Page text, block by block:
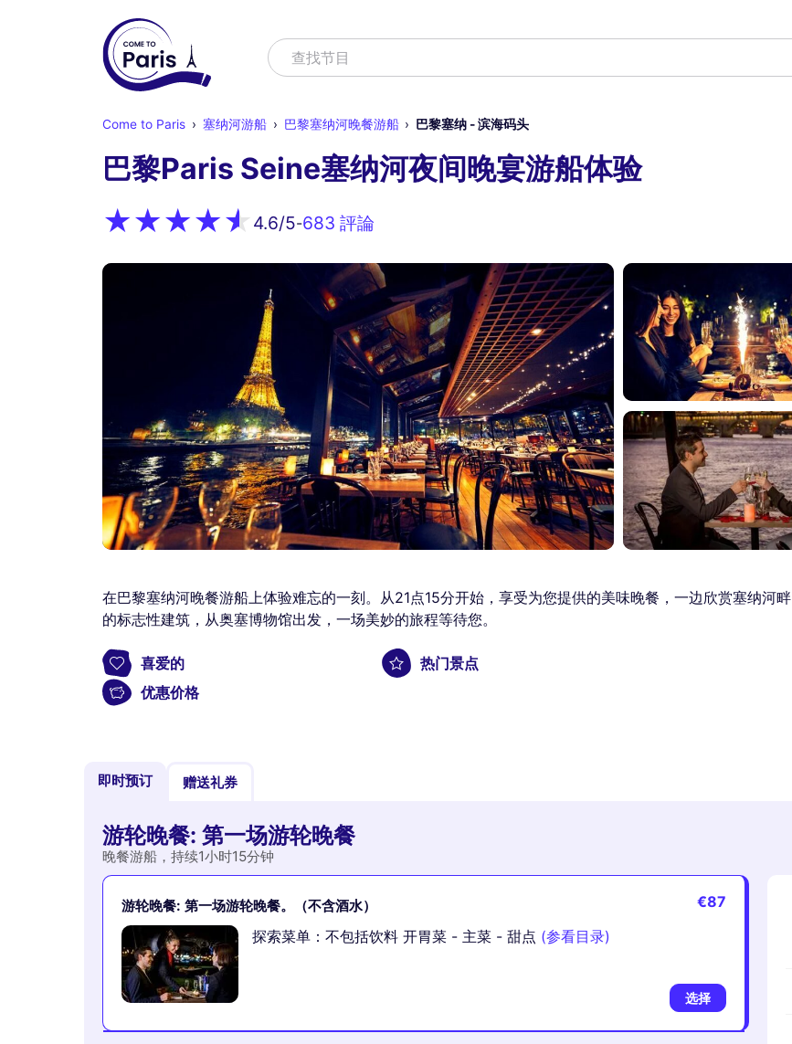
寻找查找节目
Come to Paris 塞纳河游船 巴黎塞纳河晚餐游船 巴黎塞纳 - 滨海码头
巴黎Paris Seine塞纳河夜间晚宴游船体验
4.6/5-683 評論
在巴黎塞纳河晚餐游船上体验难忘的一刻。从21点15分开始，享受为您提供的美味晚餐，一边欣赏塞纳河畔
的标志性建筑，从奥塞博物馆出发，一场美妙的旅程等待您。
喜爱的
热门景点
优惠价格
即时预订 赠送礼券
游轮晚餐: 第一场游轮晚餐
晚餐游船，持续1小时15分钟
游轮晚餐: 第一场游轮晚餐。（不含酒水）
探索菜单：不包括饮料 开胃菜 - 主菜 - 甜点 (参看目录)
€87
选择